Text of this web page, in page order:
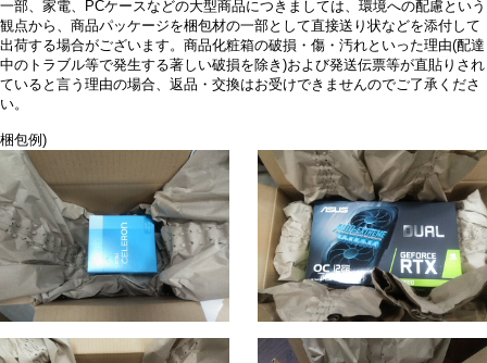
一部、家電、PCケースなどの大型商品につきましては、環境への配慮という
観点から、商品パッケージを梱包材の一部として直接送り状などを添付して
出荷する場合がございます。商品化粧箱の破損・傷・汚れといった理由(配達
中のトラブル等で発生する著しい破損を除き)および発送伝票等が直貼りされ
ていると言う理由の場合、返品・交換はお受けできませんのでご了承くださ
い。
梱包例)